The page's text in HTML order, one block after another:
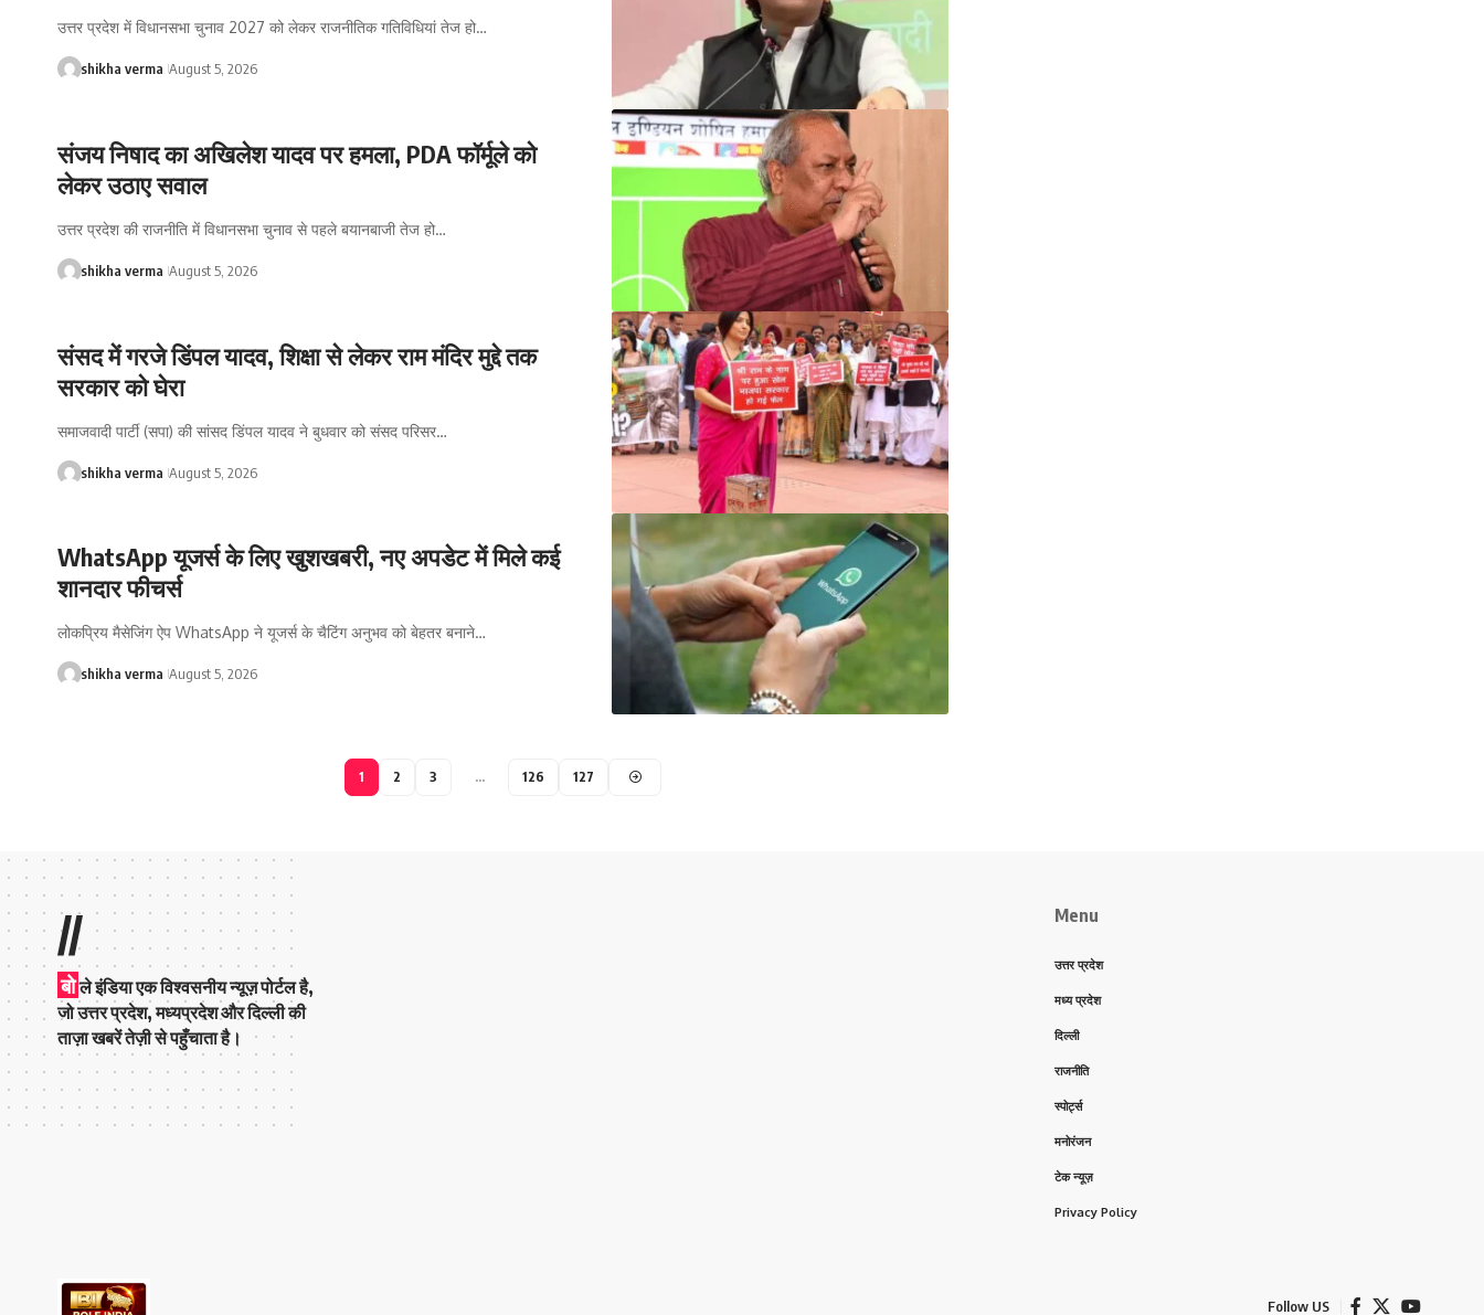
उत्तर प्रदेश में विधानसभा चुनाव 2027 को लेकर राजनीतिक गतिविधियां तेज हो…
shikha verma August 5, 2026
संजय निषाद का अखिलेश यादव पर हमला, PDA फॉर्मूले को
लेकर उठाए सवाल
उत्तर प्रदेश की राजनीति में विधानसभा चुनाव से पहले बयानबाजी तेज हो…
shikha verma August 5, 2026
संसद में गरजे डिंपल यादव, शिक्षा से लेकर राम मंदिर मुद्दे तक
सरकार को घेरा
समाजवादी पार्टी (सपा) की सांसद डिंपल यादव ने बुधवार को संसद परिसर…
shikha verma August 5, 2026
WhatsApp यूजर्स के लिए खुशखबरी, नए अपडेट में मिले कई
शानदार फीचर्स
लोकप्रिय मैसेजिंग ऐप WhatsApp ने यूजर्स के चैटिंग अनुभव को बेहतर बनाने…
shikha verma August 5, 2026
1 2 3 … 126 127
//
बो ले इंडिया एक विश्वसनीय न्यूज़ पोर्टल है,
जो उत्तर प्रदेश, मध्यप्रदेश और दिल्ली की
ताज़ा खबरें तेज़ी से पहुँचाता है।
Menu
उत्तर प्रदेश
मध्य प्रदेश
दिल्ली
राजनीति
स्पोर्ट्स
मनोरंजन
टेक न्यूज़
Privacy Policy
Follow US